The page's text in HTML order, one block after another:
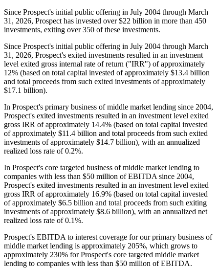
Since Prospect's initial public offering in July 2004 through March
31, 2026, Prospect has invested over $22 billion in more than 450
investments, exiting over 350 of these investments.
Since Prospect's initial public offering in July 2004 through March
31, 2026, Prospect's exited investments resulted in an investment
level exited gross internal rate of return ("IRR") of approximately
12% (based on total capital invested of approximately $13.4 billion
and total proceeds from such exited investments of approximately
$17.1 billion).
In Prospect's primary business of middle market lending since 2004,
Prospect's exited investments resulted in an investment level exited
gross IRR of approximately 14.4% (based on total capital invested
of approximately $11.4 billion and total proceeds from such exited
investments of approximately $14.7 billion), with an annualized
realized loss rate of 0.2%.
In Prospect's core targeted business of middle market lending to
companies with less than $50 million of EBITDA since 2004,
Prospect's exited investments resulted in an investment level exited
gross IRR of approximately 16.9% (based on total capital invested
of approximately $6.5 billion and total proceeds from such exiting
investments of approximately $8.6 billion), with an annualized net
realized loss rate of 0.1%.
Prospect's EBITDA to interest coverage for our primary business of
middle market lending is approximately 205%, which grows to
approximately 230% for Prospect's core targeted middle market
lending to companies with less than $50 million of EBITDA.